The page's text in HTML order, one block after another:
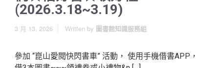
( 2026.3.18~3.19)
3 月 13, 2026 Written by 圖書館知識服務組
參加 “崑山愛閱快閃書車” 活動， 使用手機借書APP，